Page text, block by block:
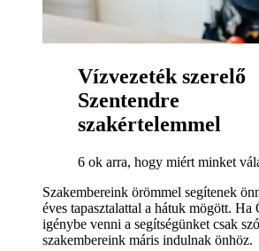
Vízvezeték szerelő
Szentendre
szakértelemmel
6 ok arra, hogy miért minket
Szakembereink örömmel segítenek
éves tapasztalattal a hátuk mögött. Ha
igénybe venni a segítségünket csak
szakembereink máris indulnak önhöz.